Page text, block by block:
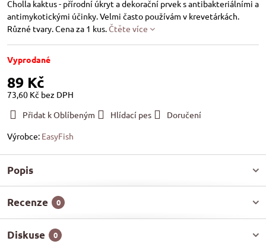
Cholla kaktus - přírodní úkryt a dekorační prvek s antibakteriálními a
antimykotickými účinky. Velmi často používám v krevetárkách.
Různé tvary. Cena za 1 kus.Čtěte více
Vyprodané
89 Kč
73,60 Kč bez DPH
Přidat k Oblíbeným
Hlídací pes
Doručení
Výrobce: EasyFish
Popis
Recenze 0
Diskuse 0